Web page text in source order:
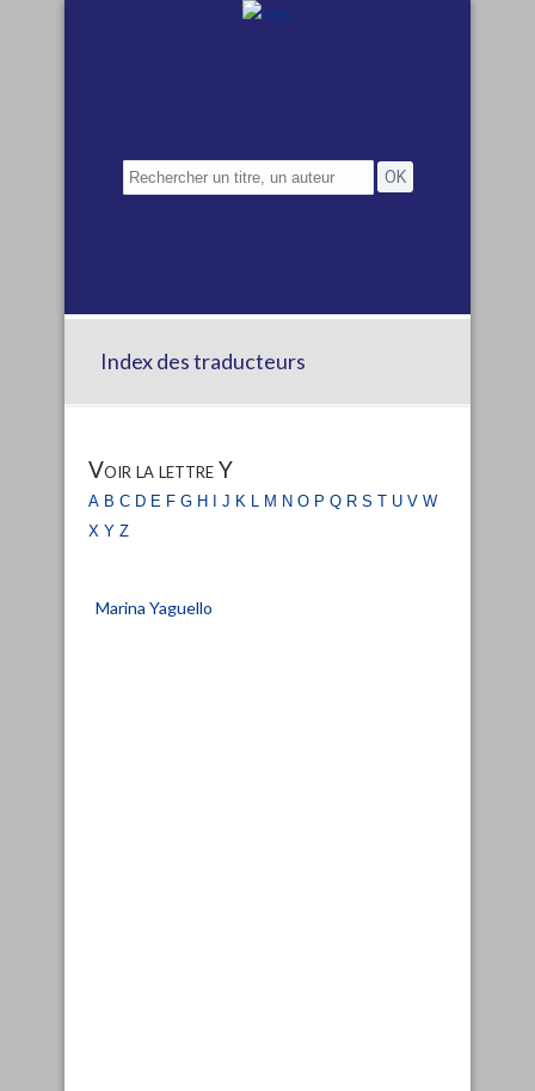
Index des traducteurs
Voir la lettre Y
a b c d e fg h i j k l m no p q rs t uvw
x yz
Marina Yaguello